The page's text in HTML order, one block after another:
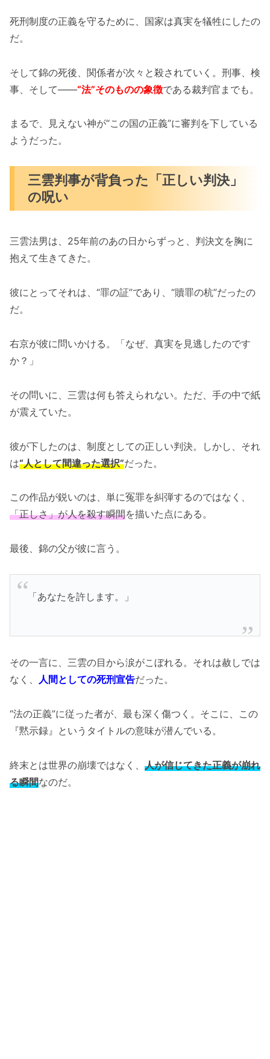
死刑制度の正義を守るために、国家は真実を犠牲にしたの
だ。
そして錦の死後、関係者が次々と殺されていく。刑事、検
事、そして――“法”そのものの象徴である裁判官までも。
まるで、見えない神が“この国の正義”に審判を下している
ようだった。
三雲判事が背負った「正しい判決」
の呪い
三雲法男は、25年前のあの日からずっと、判決文を胸に
抱えて生きてきた。
彼にとってそれは、“罪の証”であり、“贖罪の杭”だったの
だ。
右京が彼に問いかける。「なぜ、真実を見逃したのです
か？」
その問いに、三雲は何も答えられない。ただ、手の中で紙
が震えていた。
彼が下したのは、制度としての正しい判決。しかし、それ
は“人として間違った選択”だった。
この作品が鋭いのは、単に冤罪を糾弾するのではなく、
「正しさ」が人を殺す瞬間を描いた点にある。
最後、錦の父が彼に言う。
「あなたを許します。」
その一言に、三雲の目から涙がこぼれる。それは赦しでは
なく、 人間としての死刑宣告だった。
“法の正義”に従った者が、最も深く傷つく。そこに、この
『黙示録』というタイトルの意味が潜んでいる。
終末とは世界の崩壊ではなく、 人が信じてきた正義が崩れ
る瞬間なのだ。